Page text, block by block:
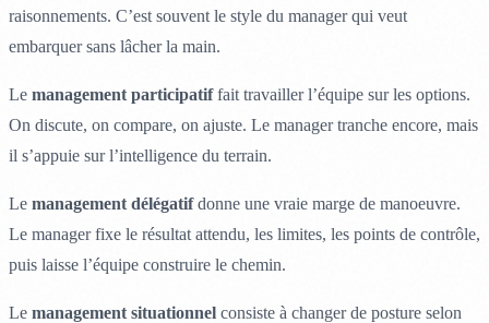
raisonnements. C’est souvent le style du manager qui veut
embarquer sans lâcher la main.
Le management participatiffait travailler l’équipe sur les options.
On discute, on compare, on ajuste. Le manager tranche encore, mais
il s’appuie sur l’intelligence du terrain.
Le management délégatifdonne une vraie marge de manoeuvre.
Le manager fixe le résultat attendu, les limites, les points de contrôle,
puis laisse l’équipe construire le chemin.
Le management situationnel consiste à changer de posture selon